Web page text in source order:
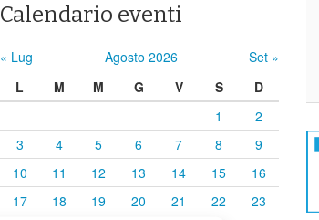
Calendario eventi
« Lug Agosto 2026
Set »
L
M M G V S
D
1
2
3
4 5 6 7 8
9
10
11 12 13 14 15
16
17
18 19 20 21 22
23